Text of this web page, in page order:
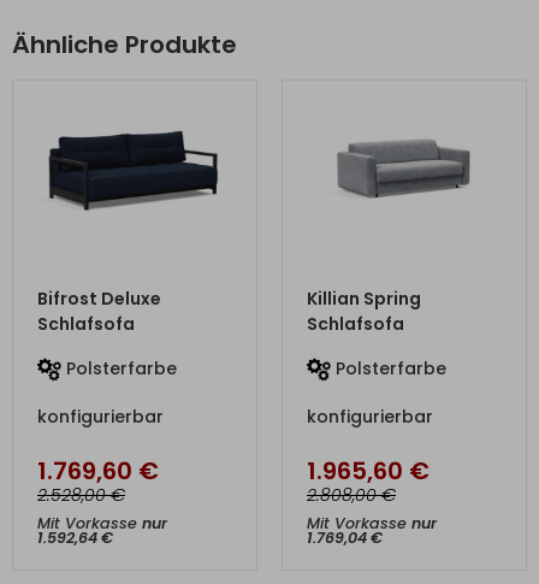
Ähnliche Produkte
Bifrost Deluxe
Schlafsofa
Polsterfarbe
konfigurierbar
1.769,60 €
2.528,00€
Mit Vorkasse nur
1.592,64€
ZUM PRODUKT
Killian Spring
Schlafsofa
Polsterfarbe
konfigurierbar
1.965,60 €
2.808,00€
Mit Vorkasse nur
1.769,04€